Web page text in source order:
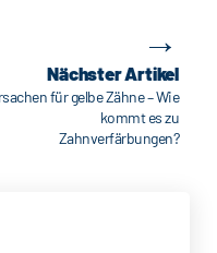
Nächster Artikel
→
für gelbe Zähne – Wie
kommt es zu
Zahnverfärbungen?